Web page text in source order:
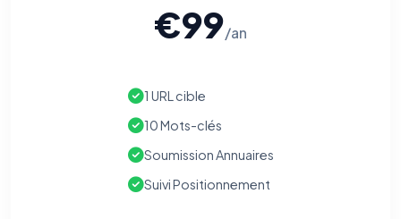
€99/an
1 URL cible
10 Mots-clés
Soumission Annuaires
Suivi Positionnement